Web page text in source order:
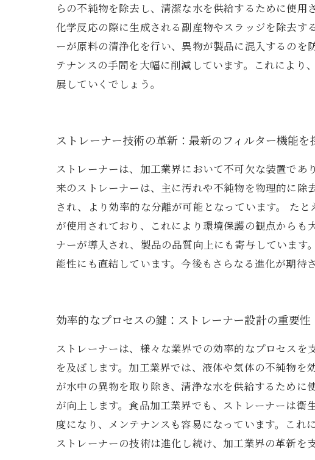
らの不純物を除去し、清潔な水を供給するために使用
化学反応の際に生成される副産物やスラッジを除去
ーが原料の清浄化を行い、異物が製品に混入するの
テナンスの手間を大幅に削減しています。これによ
展していくでしょう。
ストレーナー技術の革新：最新のフィルター機能を
ストレーナーは、加工業界において不可欠な装置で
来のストレーナーは、主に汚れや不純物を物理的に
され、より効率的な分離が可能となっています。 た
が使用されており、これにより環境保護の観点から
ナーが導入され、製品の品質向上にも寄与していま
能性にも直結しています。今後もさらなる進化が期待さ
効率的なプロセスの鍵：ストレーナー設計の重要性
ストレーナーは、様々な業界での効率的なプロセス
を及ぼします。加工業界では、液体や気体の不純物
が水中の異物を取り除き、清浄な水を供給するため
が向上します。食品加工業界でも、ストレーナーは
度になり、メンテナンスも容易になっています。これ
ストレーナーの技術は進化し続け、加工業界の革新を